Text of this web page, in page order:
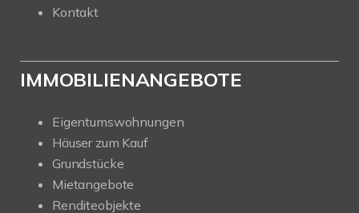
Kontakt
IMMOBILIENANGEBOTE
Eigentumswohnungen
Häuser zum Kauf
Grundstücke
Mietangebote
Renditeobjekte